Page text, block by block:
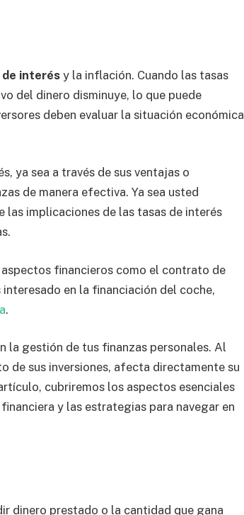
interésy la inflación. Cuando las tasas
del dinero disminuye, lo que puede
deben evaluar la situación económica
ya sea a través de sus ventajas o
de manera efectiva. Ya sea usted
las implicaciones de las tasas de interés
financieros como el contrato de
interesado en la financiación del coche,
.
la gestión de tus finanzas personales. Al
de sus inversiones, afecta directamente su
cubriremos los aspectos esenciales
y las estrategias para navegar en
dinero prestado o la cantidad que gana